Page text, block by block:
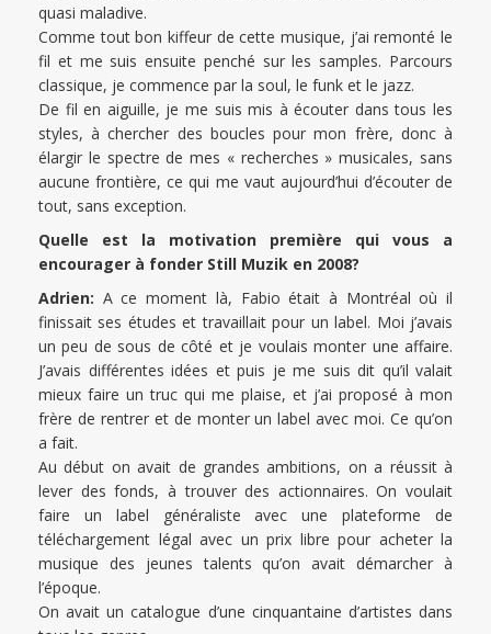
quasi maladive.
Comme tout bon kiffeur de cette musique, j’ai remonté le
fil et me suis ensuite penché sur les samples. Parcours
classique, je commence par la soul, le funk et le jazz.
De fil en aiguille, je me suis mis à écouter dans tous les
styles, à chercher des boucles pour mon frère, donc à
élargir le spectre de mes « recherches » musicales, sans
aucune frontière, ce qui me vaut aujourd’hui d’écouter de
tout, sans exception.
Quelle est la motivation première qui vous a
encourager à fonder Still Muzik en 2008?
Adrien: A ce moment là, Fabio était à Montréal où il
finissait ses études et travaillait pour un label. Moi j’avais
un peu de sous de côté et je voulais monter une affaire.
J’avais différentes idées et puis je me suis dit qu’il valait
mieux faire un truc qui me plaise, et j’ai proposé à mon
frère de rentrer et de monter un label avec moi. Ce qu’on
a fait.
Au début on avait de grandes ambitions, on a réussit à
lever des fonds, à trouver des actionnaires. On voulait
faire un label généraliste avec une plateforme de
téléchargement légal avec un prix libre pour acheter la
musique des jeunes talents qu’on avait démarcher à
l’époque.
On avait un catalogue d’une cinquantaine d’artistes dans